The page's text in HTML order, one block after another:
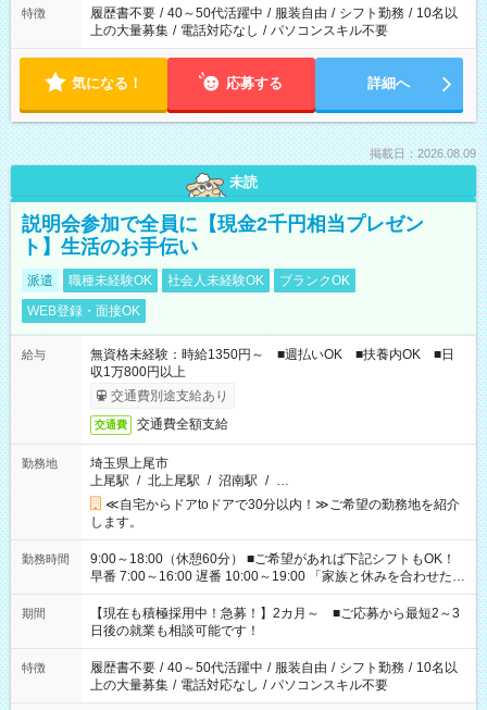
合は応募できません。
特徴 履歴書不要 / 40～50代活躍中 / 服装自由 / シフト勤務 / 10名以
上の大量募集 / 電話対応なし / パソコンスキル不要
気になる！ 応募する 詳細へ
掲載日：2026.08.09
未読
説明会参加で全員に【現金2千円相当プレゼン
ト】生活のお手伝い
派遣 職種未経験OK 社会人未経験OK
ブランクOK
WEB登録・面接OK
給与
無資格未経験：時給1350円～ ■週払いOK ■扶養内OK ■日
収1万800円以上
交通費別途支給あり
交通費 交通費全額支給
勤務地
埼玉県上尾市
上尾駅 / 北上尾駅 / 沼南駅 / …
≪自宅からドアtoドアで30分以内！≫ご希望の勤務地を紹介
します。
勤務時間
9:00～18:00（休憩60分） ■ご希望があれば下記シフトもOK！
早番 7:00～16:00 遅番 10:00～19:00 「家族と休みを合わせた
い」 「余裕を持って夕飯の準備がしたい」 「できれば残業はし
たくない」 など、ご希望を教えてくださいね。 ※Wワーク希望
の方へ 今ご覧のお仕事で希望する勤務時間と、もう1つのお仕事
の勤務時間。 合計で週40時間を超える場合は応募できません。
期間
【現在も積極採用中！急募！】2カ月～ ■ご応募から最短2～3
日後の就業も相談可能です！
特徴 履歴書不要 / 40～50代活躍中 / 服装自由 / シフト勤務 / 10名以
上の大量募集 / 電話対応なし / パソコンスキル不要